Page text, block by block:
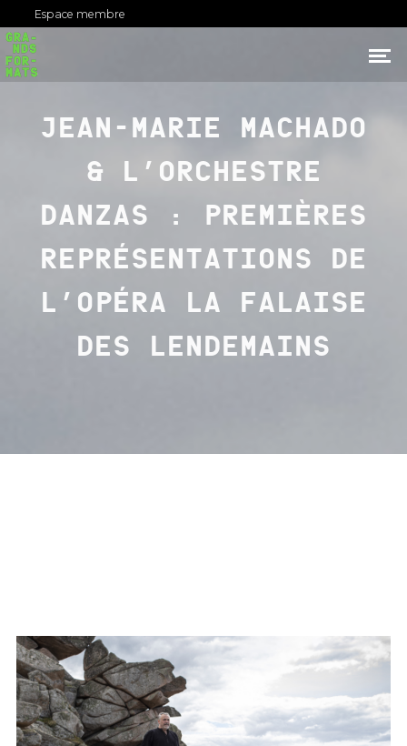
Espace membre
JEAN-MARIE MACHADO
& L’ORCHESTRE
DANZAS : PREMIÈRES
REPRÉSENTATIONS DE
L’OPÉRA LA FALAISE
DES LENDEMAINS